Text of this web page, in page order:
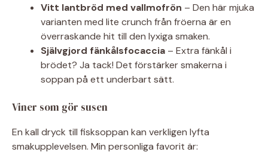
Vitt lantbröd med vallmofrön – Den här mjuka
varianten med lite crunch från fröerna är en
överraskande hit till den lyxiga smaken.
Självgjord fänkålsfocaccia – Extra fänkål i
brödet? Ja tack! Det förstärker smakerna i
soppan på ett underbart sätt.
Viner som gör susen
En kall dryck till fisksoppan kan verkligen lyfta
smakupplevelsen. Min personliga favorit är: